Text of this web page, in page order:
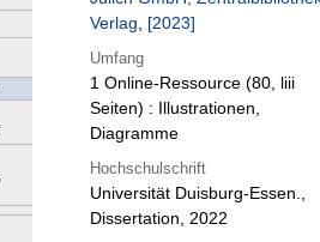
Verlag, [2023]
Umfang
1 Online-Ressource (80, liii
Seiten) : Illustrationen,
Diagramme
Hochschulschrift
Universität Duisburg-Essen.,
Dissertation, 2022